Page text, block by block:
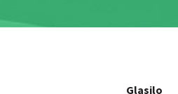
Glasilo